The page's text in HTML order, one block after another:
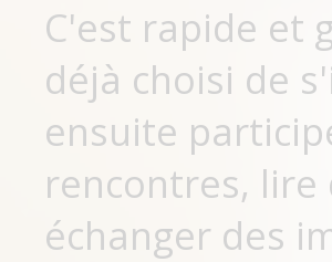
C'est rapide et
déjà choisi de
ensuite
rencontres,
échanger des